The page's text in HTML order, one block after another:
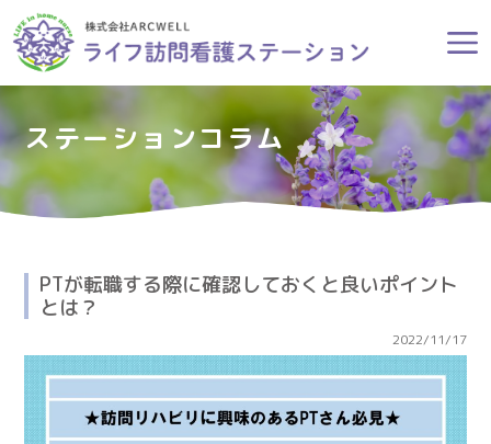
ステーションコラム
PTが転職する際に確認しておくと良いポイント
とは？
2022/11/17